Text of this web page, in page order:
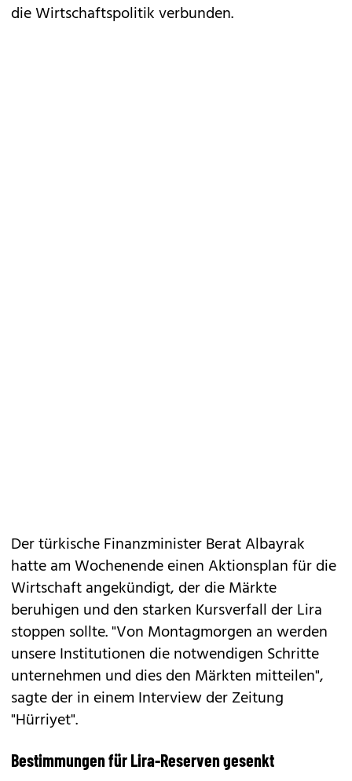
die Wirtschaftspolitik verbunden.
Der türkische Finanzminister Berat Albayrak
hatte am Wochenende einen Aktionsplan für die
Wirtschaft angekündigt, der die Märkte
beruhigen und den starken Kursverfall der Lira
stoppen sollte. "Von Montagmorgen an werden
unsere Institutionen die notwendigen Schritte
unternehmen und dies den Märkten mitteilen",
sagte der in einem Interview der Zeitung
"Hürriyet".
Bestimmungen für Lira-Reserven gesenkt